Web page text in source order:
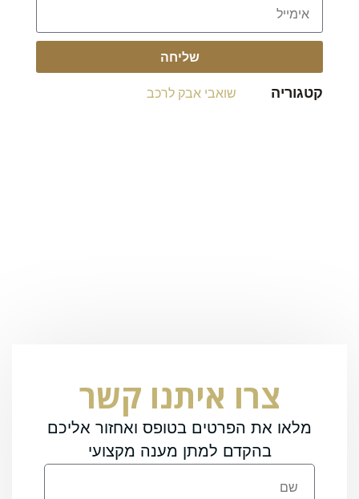
שליחה
קטגוריה שואבי אבק לרכב
צרו איתנו קשר
מלאו את הפרטים בטופס ואחזור אליכם
בהקדם למתן מענה מקצועי